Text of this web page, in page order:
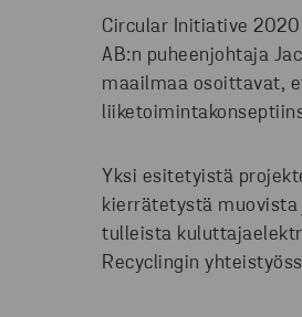
Circular Initiative
AB:n puheenjohtaja
maailmaa osoittavat,
Yksi esitetyistä
kierrätetystä muovista
tulleista
Recyclingin